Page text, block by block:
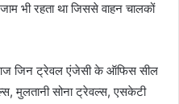
जाम भी रहता था जिससे वाहन चालकों
जिन ट्रेवल एंजेसी के ऑफिस सील
मुलतानी सोना ट्रेवल्स, एसकेटी